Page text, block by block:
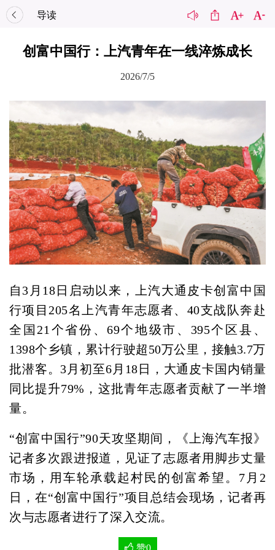
导读
创富中国行：上汽青年在一线淬炼成长
2026/7/5
自3月18日启动以来，上汽大通皮卡创富中国
行项目205名上汽青年志愿者、40支战队奔赴
全国21个省份、69个地级市、395个区县、
1398个乡镇，累计行驶超50万公里，接触3.7万
批潜客。3月初至6月18日，大通皮卡国内销量
同比提升79%，这批青年志愿者贡献了一半增
量。
“创富中国行”90天攻坚期间，《上海汽车报》
记者多次跟进报道，见证了志愿者用脚步丈量
市场，用车轮承载起村民的创富希望。7月2
日，在“创富中国行”项目总结会现场，记者再
次与志愿者进行了深入交流。